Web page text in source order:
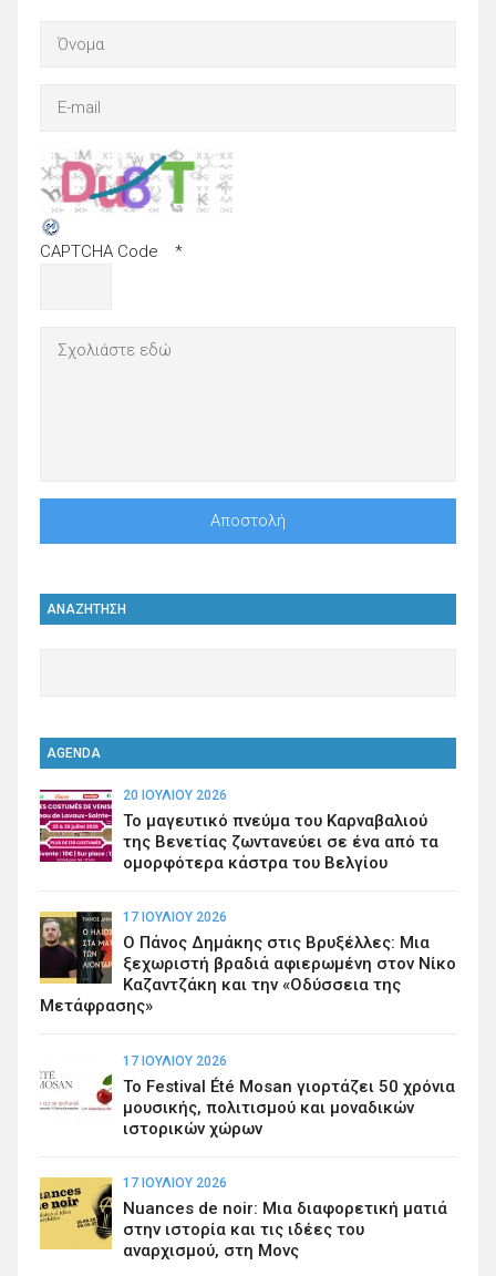
CAPTCHA Code *
ΑΝΑΖΗΤΗΣΗ
AGENDA
20 ΙΟΥΛΊΟΥ 2026
Το μαγευτικό πνεύμα του Καρναβαλιού
της Βενετίας ζωντανεύει σε ένα από τα
ομορφότερα κάστρα του Βελγίου
17 ΙΟΥΛΊΟΥ 2026
Ο Πάνος Δημάκης στις Βρυξέλλες: Μια
ξεχωριστή βραδιά αφιερωμένη στον Νίκο
Καζαντζάκη και την «Οδύσσεια της
Μετάφρασης»
17 ΙΟΥΛΊΟΥ 2026
Το Festival Été Mosan γιορτάζει 50 χρόνια
μουσικής, πολιτισμού και μοναδικών
ιστορικών χώρων
17 ΙΟΥΛΊΟΥ 2026
Nuances de noir: Μια διαφορετική ματιά
στην ιστορία και τις ιδέες του
αναρχισμού, στη Μονς